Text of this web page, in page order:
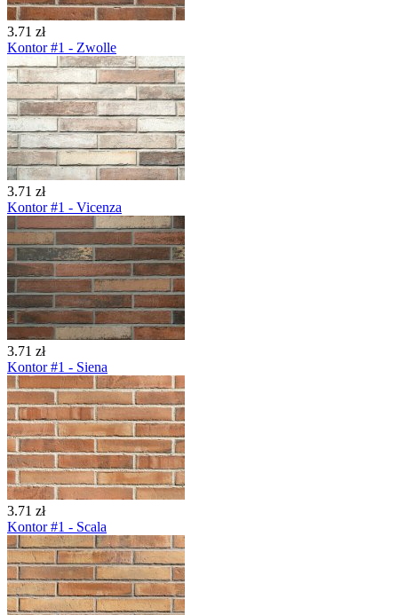
3.71 zł
Kontor #1 - Zwolle
3.71 zł
Kontor #1 - Vicenza
3.71 zł
Kontor #1 - Siena
3.71 zł
Kontor #1 - Scala